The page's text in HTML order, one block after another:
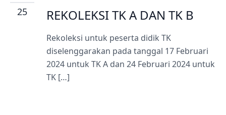
25 REKOLEKSI TK A DAN TK B
Rekoleksi untuk peserta didik TK
diselenggarakan pada tanggal 17 Februari
2024 untuk TK A dan 24 Februari 2024 untuk
TK […]